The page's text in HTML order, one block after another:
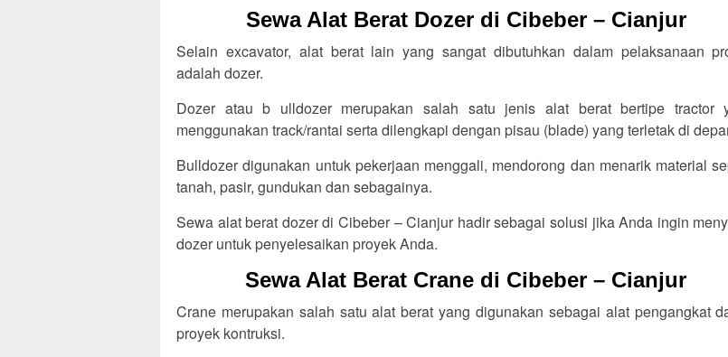
Sewa Alat Berat Dozer di Cibeber – Cianjur
Selain excavator, alat berat lain yang sangat dibutuhkan dalam pelaksanaan
adalah dozer.
Dozer atau b ulldozer merupakan salah satu jenis alat berat bertipe tractor
menggunakan track/rantai serta dilengkapi dengan pisau (blade) yang terletak di
Bulldozer digunakan untuk pekerjaan menggali, mendorong dan menarik material
tanah, pasir, gundukan dan sebagainya.
Sewa alat berat dozer di Cibeber – Cianjur hadir sebagai solusi jika Anda ingin
dozer untuk penyelesaikan proyek Anda.
Sewa Alat Berat Crane di Cibeber – Cianjur
Crane merupakan salah satu alat berat yang digunakan sebagai alat pengangkat
proyek kontruksi.